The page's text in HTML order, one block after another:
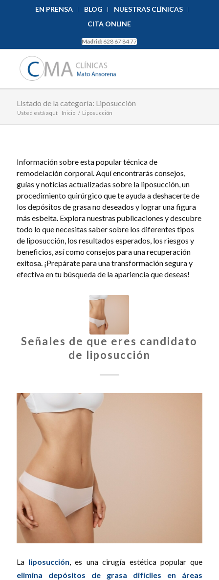
EN PRENSA BLOG
NUESTRAS CLÍNICAS
CITA ONLINE
Madrid: 628 67 84 77
Listado de la categoría: Liposucción
Usted está aquí: Inicio / Liposucción
Información sobre esta popular técnica de
remodelación corporal. Aquí encontrarás consejos,
guías y noticias actualizadas sobre la liposucción, un
procedimiento quirúrgico que te ayuda a deshacerte de
los depósitos de grasa no deseados y lograr una figura
más esbelta. Explora nuestras publicaciones y descubre
todo lo que necesitas saber sobre los diferentes tipos
de liposucción, los resultados esperados, los riesgos y
beneficios, así como consejos para una recuperación
exitosa. ¡Prepárate para una transformación segura y
efectiva en tu búsqueda de la apariencia que deseas!
Señales de que eres candidato
de liposucción
La liposucción, es una cirugía estética popular que
elimina depósitos de grasa difíciles en áreas